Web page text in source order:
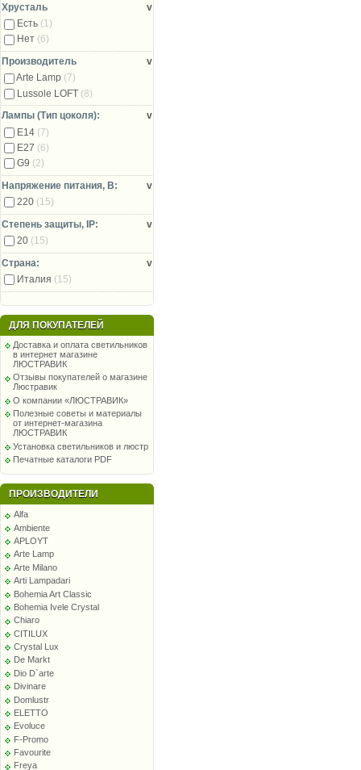
Хрусталь
v
Есть (1)
Нет (6)
Производитель
v
Arte Lamp (7)
Lussole LOFT (8)
Лампы (Тип цоколя):
v
E14 (7)
E27 (6)
G9 (2)
Напряжение питания, В:
v
220 (15)
Степень защиты, IP:
v
20 (15)
Страна:
v
Италия (15)
ДЛЯ ПОКУПАТЕЛЕЙ
Доставка и оплата светильников
в интернет магазине
ЛЮСТРАВИК
Отзывы покупателей о магазине
Люстравик
О компании «ЛЮСТРАВИК»
Полезные советы и материалы
от интернет-магазина
ЛЮСТРАВИК
Установка светильников и люстр
Печатные каталоги PDF
ПРОИЗВОДИТЕЛИ
Alfa
Ambiente
APLOYT
Arte Lamp
Arte Milano
Arti Lampadari
Bohemia Art Classic
Bohemia Ivele Crystal
Chiaro
CITILUX
Crystal Lux
De Markt
Dio D`arte
Divinare
Domlustr
ELETTO
Evoluce
F-Promo
Favourite
Freya